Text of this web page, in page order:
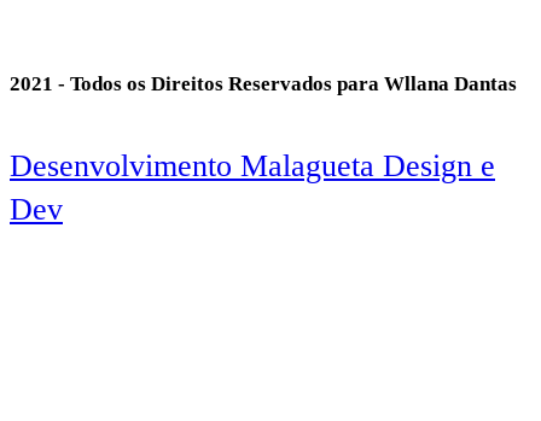
2021 - Todos os Direitos Reservados para Wllana Dantas
Desenvolvimento Malagueta Design e
Dev